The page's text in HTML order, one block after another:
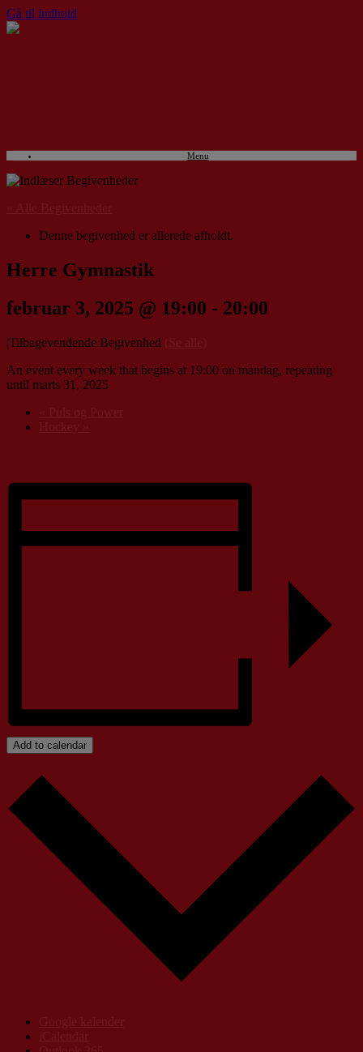
Gå til indhold
Menu
Denne begivenhed er allerede afholdt.
Herre Gymnastik
februar 3, 2025 @ 19:00 - 20:00
|Tilbagevendende Begivenhed
An event every week that begins at 19:00 on mandag, repeating
until marts 31, 2025
Add to calendar